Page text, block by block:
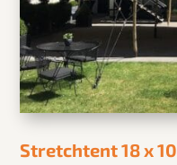
Stretchtent 18 x 10